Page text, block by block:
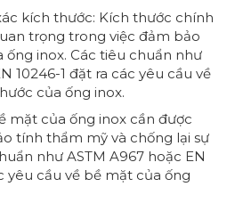
kích thước: Kích thước chính
trọng trong việc đảm bảo
inox. Các tiêu chuẩn như
10246-1 đặt ra các yêu cầu về
của ống inox.
mặt của ống inox cần được
tính thẩm mỹ và chống lại sự
như ASTM A967 hoặc EN
yêu cầu về bề mặt của ống